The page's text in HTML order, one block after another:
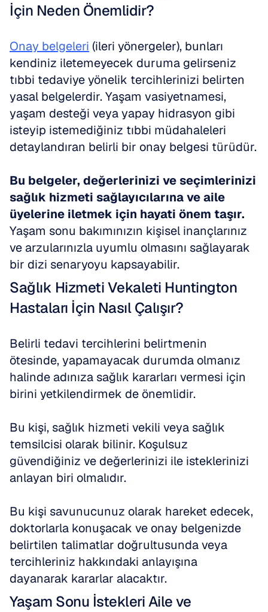
İçin Neden Önemlidir?
Onay belgeleri (ileri yönergeler), bunları
kendiniz iletemeyecek duruma gelirseniz
tıbbi tedaviye yönelik tercihlerinizi belirten
yasal belgelerdir. Yaşam vasiyetnamesi,
yaşam desteği veya yapay hidrasyon gibi
isteyip istemediğiniz tıbbi müdahaleleri
Bu belgeler, değerlerinizi ve seçimlerinizi
sağlık hizmeti sağlayıcılarına ve aile
üyelerine iletmek için hayati önem taşır.
Yaşam sonu bakımınızın kişisel inançlarınız
ve arzularınızla uyumlu olmasını sağlayarak
bir dizi senaryoyu kapsayabilir.
Sağlık Hizmeti Vekaleti Huntington
Hastaları İçin Nasıl Çalışır?
Belirli tedavi tercihlerini belirtmenin
ötesinde, yapamayacak durumda olmanız
halinde adınıza sağlık kararları vermesi için
birini yetkilendirmek de önemlidir.
Bu kişi, sağlık hizmeti vekili veya sağlık
temsilcisi olarak bilinir. Koşulsuz
güvendiğiniz ve değerlerinizi ile isteklerinizi
anlayan biri olmalıdır.
Bu kişi savunucunuz olarak hareket edecek,
doktorlarla konuşacak ve onay belgenizde
belirtilen talimatlar doğrultusunda veya
tercihleriniz hakkındaki anlayışına
dayanarak kararlar alacaktır.
Yaşam Sonu İstekleri Aile ve